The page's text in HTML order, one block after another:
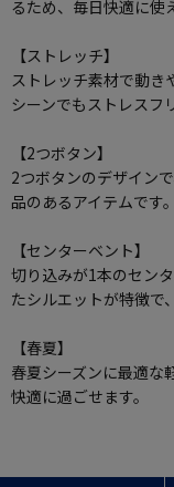
るため、毎日快適に使
【ストレッチ】
ストレッチ素材で動き
シーンでもストレスフ
【2つボタン】
2つボタンのデザイン
品のあるアイテムです。
【センターベント】
切り込みが1本のセン
たシルエットが特徴で
【春夏】
春夏シーズンに最適な
快適に過ごせます。